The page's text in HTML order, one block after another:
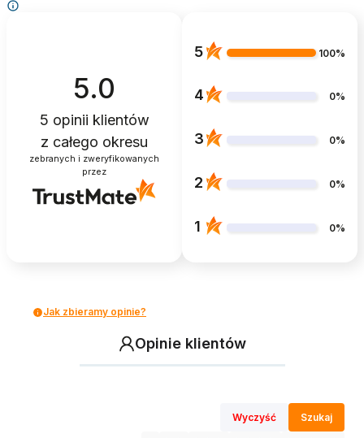
5.0
5 opinii klientów
z całego okresu
zebranych i zweryfikowanych
przez
5 100%
4 0%
3 0%
2 0%
1 0%
Jak zbieramy opinie?
Opinie klientów
Wyczyść Szukaj